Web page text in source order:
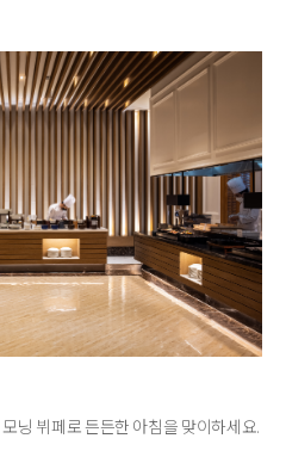
닝 뷔페로 든든한 아침을 맞이하세요.